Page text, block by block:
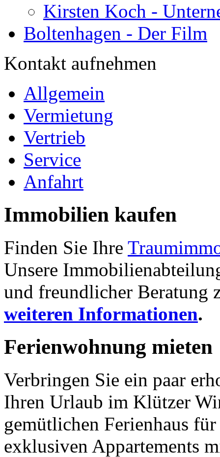
Kirsten Koch -
Boltenhagen - Der Film
Kontakt aufnehmen
Allgemein
Vermietung
Vertrieb
Service
Anfahrt
Immobilien kaufen
Finden Sie Ihre
Unsere
und freundlicher Beratung
weiteren Informationen.
Ferienwohnung mieten
Verbringen Sie ein paar
Ihren Urlaub im Klützer
gemütlichen Ferienhaus
exklusiven Appartements